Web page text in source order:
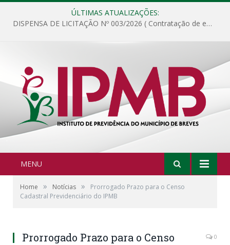
ÚLTIMAS ATUALIZAÇÕES:
DISPENSA DE LICITAÇÃO Nº 003/2026 ( Contratação de empresa para fornecimento de gêneros alimentícios não perecíveis, materiais de expediente, descartáveis, copa e cozinha, para análise e posterior publicação.)
MENU
Home » Notícias »
Prorrogado Prazo para o Censo
Cadastral Previdenciário do IPMB
Prorrogado Prazo para o Censo
0